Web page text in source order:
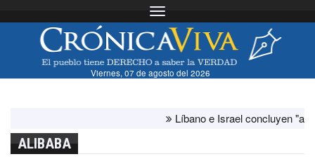
Toggle navigation
Viernes, 07 de agosto del 2026
Líbano e Israel concluyen "antes
ALIBABA